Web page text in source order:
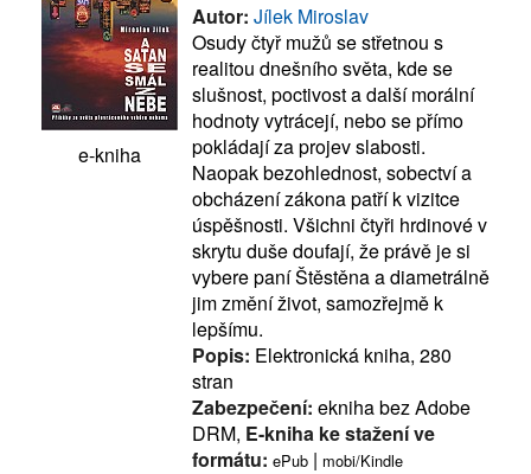
e-kniha
Autor: Jílek Miroslav
Osudy čtyř mužů se střetnou s
realitou dnešního světa, kde se
slušnost, poctivost a další morální
hodnoty vytrácejí, nebo se přímo
pokládají za projev slabosti.
Naopak bezohlednost, sobectví a
obcházení zákona patří k vizitce
úspěšnosti. Všichni čtyři hrdinové v
skrytu duše doufají, že právě je si
vybere paní Štěstěna a diametrálně
jim změní život, samozřejmě k
lepšímu.
Popis: Elektronická kniha, 280
stran
Zabezpečení: ekniha bez Adobe
DRM, E-kniha ke stažení ve
formátu: ePub | mobi/Kindle